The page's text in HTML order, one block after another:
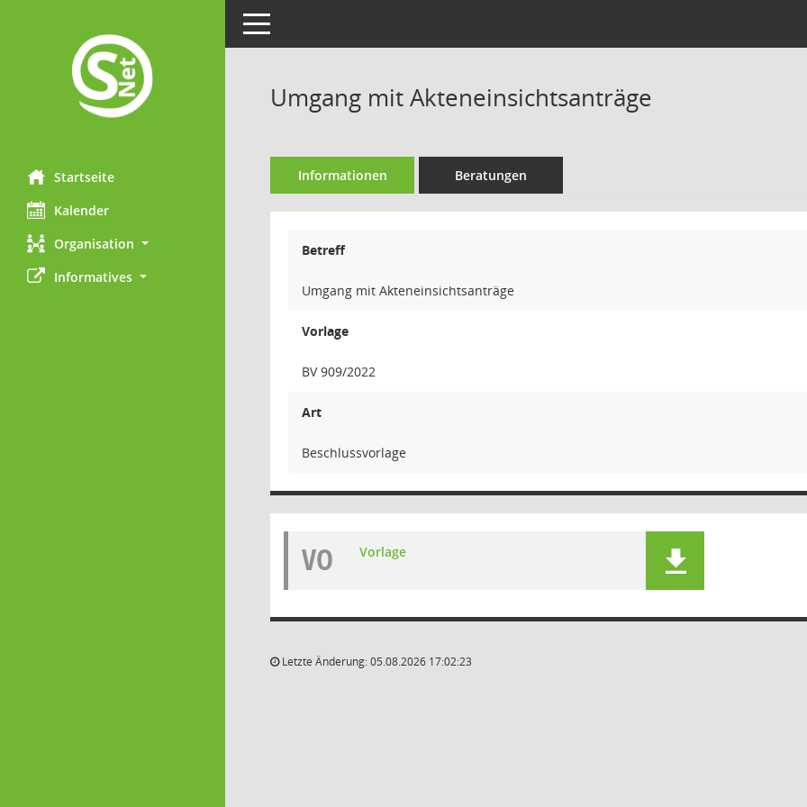
Startseite
Kalender
Organisation
Informatives
Toggle navigation
Umgang mit Akteneinsichtsanträge
Informationen Beratungen
Betreff
Umgang mit Akteneinsichtsanträge
Vorlage
BV 909/2022
Art
Beschlussvorlage
VO Vorlage
Letzte Änderung: 05.08.2026 17:02:23